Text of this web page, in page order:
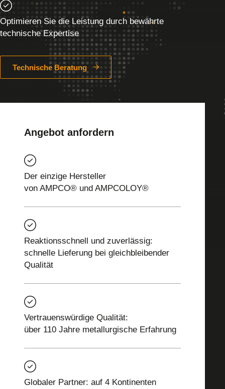
Optimieren Sie die Leistung durch bewährte
technische Expertise
Technische Beratung
Angebot anfordern
Der einzige Hersteller
von AMPCO® und AMPCOLOY®
Reaktionsschnell und zuverlässig:
schnelle Lieferung bei gleichbleibender
Qualität
Vertrauenswürdige Qualität:
über 110 Jahre metallurgische Erfahrung
Globaler Partner: auf 4 Kontinenten